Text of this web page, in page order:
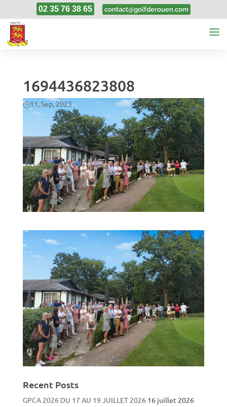
02 35 76 38 65 contact@golfderouen.com
1694436823808
11, Sep, 2023
Recent Posts
GPCA 2026 DU 17 AU 19 JUILLET 2026 16 juillet 2026